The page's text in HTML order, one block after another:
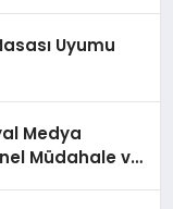
Uyumu
Medya
Müdahale ve